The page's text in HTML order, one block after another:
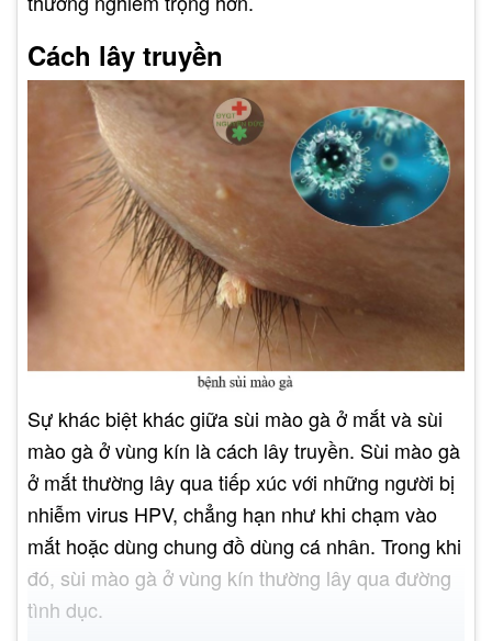
Cách lây truyền
Sự khác biệt khác giữa sùi mào gà ở mắt và sùi
mào gà ở vùng kín là cách lây truyền. Sùi mào gà
ở mắt thường lây qua tiếp xúc với những người bị
nhiễm virus HPV, chẳng hạn như khi chạm vào
mắt hoặc dùng chung đồ dùng cá nhân. Trong khi
đó, sùi mào gà ở vùng kín thường lây qua đường
tình dục.